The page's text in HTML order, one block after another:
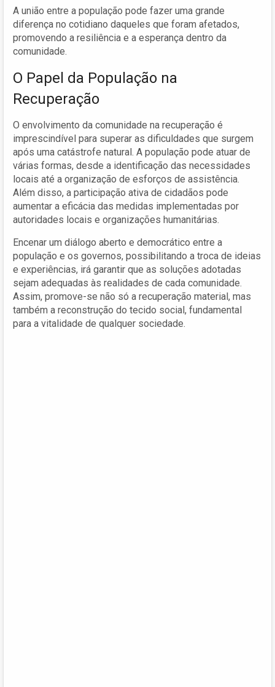
A união entre a população pode fazer uma grande
diferença no cotidiano daqueles que foram afetados,
promovendo a resiliência e a esperança dentro da
comunidade.
O Papel da População na
Recuperação
O envolvimento da comunidade na recuperação é
imprescindível para superar as dificuldades que surgem
após uma catástrofe natural. A população pode atuar de
várias formas, desde a identificação das necessidades
locais até a organização de esforços de assistência.
Além disso, a participação ativa de cidadãos pode
aumentar a eficácia das medidas implementadas por
autoridades locais e organizações humanitárias.
Encenar um diálogo aberto e democrático entre a
população e os governos, possibilitando a troca de ideias
e experiências, irá garantir que as soluções adotadas
sejam adequadas às realidades de cada comunidade.
Assim, promove-se não só a recuperação material, mas
também a reconstrução do tecido social, fundamental
para a vitalidade de qualquer sociedade.